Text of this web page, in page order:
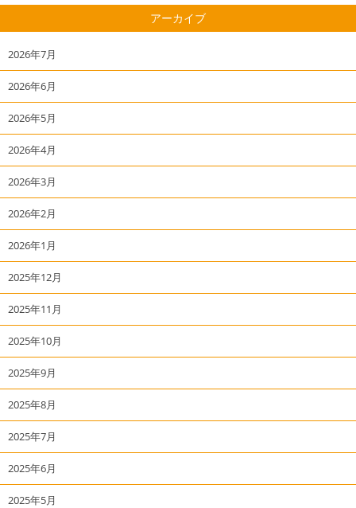
アーカイブ
2026年7月
2026年6月
2026年5月
2026年4月
2026年3月
2026年2月
2026年1月
2025年12月
2025年11月
2025年10月
2025年9月
2025年8月
2025年7月
2025年6月
2025年5月